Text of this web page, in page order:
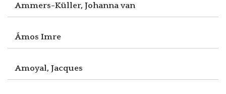
Ammers-Küller, Johanna van
Ámos Imre
Amoyal, Jacques